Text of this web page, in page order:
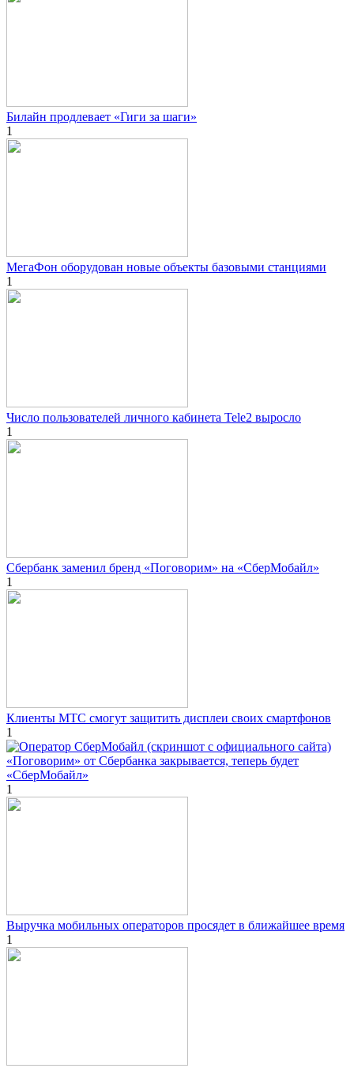
Билайн продлевает «Гиги за шаги»
1
МегаФон оборудован новые объекты базовыми станциями
1
Число пользователей личного кабинета Tele2 выросло
1
Сбербанк заменил бренд «Поговорим» на «СберМобайл»
1
Клиенты МТС смогут защитить дисплеи своих смартфонов
1
«Поговорим» от Сбербанка закрывается, теперь будет
«СберМобайл»
1
Выручка мобильных операторов просядет в ближайшее время
1